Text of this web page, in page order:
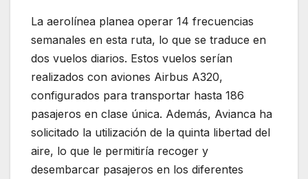
La aerolínea planea operar 14 frecuencias
semanales en esta ruta, lo que se traduce en
dos vuelos diarios. Estos vuelos serían
realizados con aviones Airbus A320,
configurados para transportar hasta 186
pasajeros en clase única. Además, Avianca ha
solicitado la utilización de la quinta libertad del
aire, lo que le permitiría recoger y
desembarcar pasajeros en los diferentes